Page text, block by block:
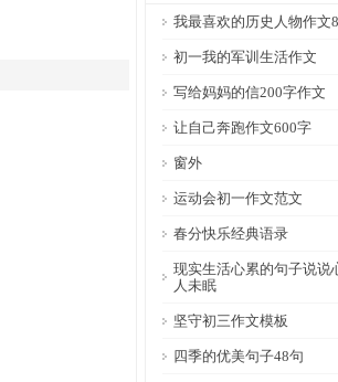
我最喜欢的历史人物作文
初一我的军训生活作文
写给妈妈的信200字作文
让自己奔跑作文600字
窗外
运动会初一作文范文
春分快乐经典语录
现实生活心累的句子说说
人未眠
坚守初三作文模板
四季的优美句子48句